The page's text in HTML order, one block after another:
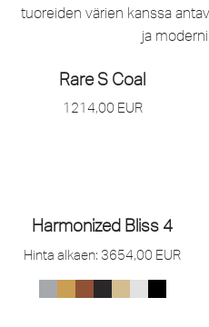
tuoreiden värien kanssa
ja
Rare S Coal
1214,00 EUR
Harmonized Bliss 4
Hinta alkaen: 3654,00 EUR